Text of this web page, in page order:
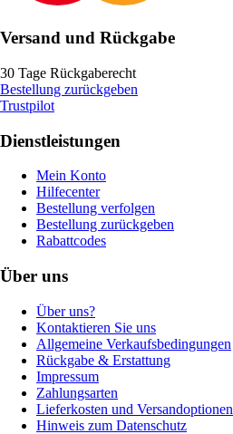
Versand und Rückgabe
30 Tage Rückgaberecht
Bestellung zurückgeben
Trustpilot
Dienstleistungen
Mein Konto
Hilfecenter
Bestellung verfolgen
Bestellung zurückgeben
Rabattcodes
Über uns
Über uns?
Kontaktieren Sie uns
Allgemeine Verkaufsbedingungen
Rückgabe & Erstattung
Impressum
Zahlungsarten
Lieferkosten und Versandoptionen
Hinweis zum Datenschutz